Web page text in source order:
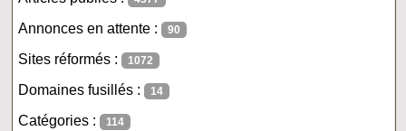
Annonces en attente : 90
Sites réformés : 1072
Domaines fusillés : 14
Catégories : 114